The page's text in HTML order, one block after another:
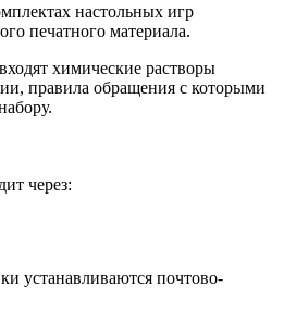
настольных игр
печатного материала.
химические растворы
правила обращения с которыми
через:
устанавливаются почтово-